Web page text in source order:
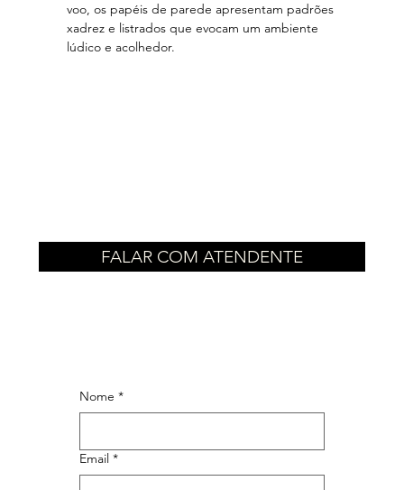
Nome *
Email *
FALAR COM ATENDENTE
voo, os papéis de parede apresentam padrões
xadrez e listrados que evocam um ambiente
lúdico e acolhedor.